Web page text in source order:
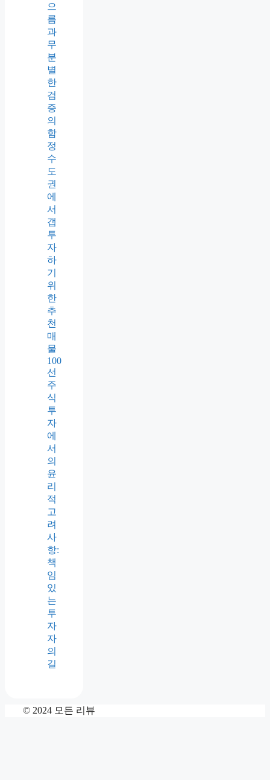
으
름
과
무
분
별
한
검
증
의
함
정
수
도
권
에
서
갭
투
자
하
기
위
한
추
천
매
물
100
선
주
식
투
자
에
서
의
윤
리
적
고
려
사
항:
책
임
있
는
투
자
자
의
길
© 2024 모든 리뷰